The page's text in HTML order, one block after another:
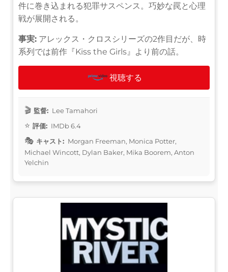
件に巻き込まれる犯罪サスペンス。巧妙な罠と心理
戦が展開される。
事実: アレックス・クロスシリーズの2作目だが、時
系列では前作『Kiss the Girls』より前の話。
視聴する
監督: Lee Tamahori
評価: IMDb 6.4
キャスト: Morgan Freeman, Monica Potter,
Michael Wincott, Dylan Baker, Mika Boorem, Anton
Yelchin